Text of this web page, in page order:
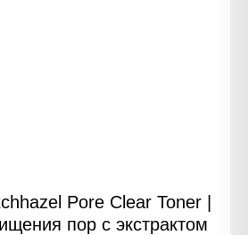
Pore Clear Toner |
пор с экстрактом